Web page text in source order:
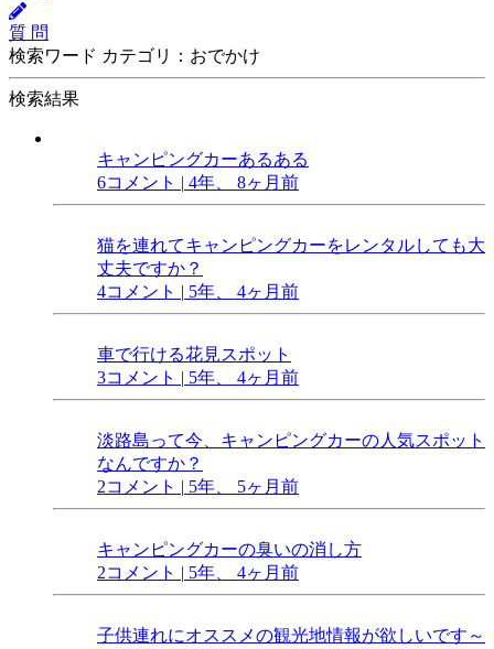
質 問
検索ワード カテゴリ：おでかけ
検索結果
キャンピングカーあるある
6コメント | 4年、 8ヶ月前
猫を連れてキャンピングカーをレンタルしても大
丈夫ですか？
4コメント | 5年、 4ヶ月前
車で行ける花見スポット
3コメント | 5年、 4ヶ月前
淡路島って今、キャンピングカーの人気スポット
なんですか？
2コメント | 5年、 5ヶ月前
キャンピングカーの臭いの消し方
2コメント | 5年、 4ヶ月前
子供連れにオススメの観光地情報が欲しいです～